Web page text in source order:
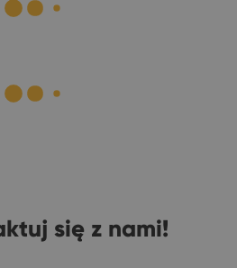
się z nami!